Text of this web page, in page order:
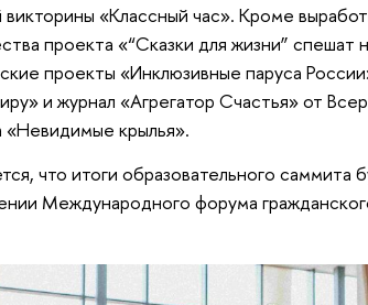
викторины «Классный час». Кроме
проекта «“Сказки для жизни”
проекты «Инклюзивные паруса
и журнал «Агрегатор Счастья» от
«Невидимые крылья».
что итоги образовательного саммита
Международного форума